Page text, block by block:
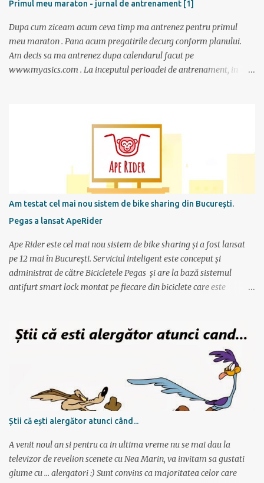
Primul meu maraton - jurnal de antrenament [1]
Dupa cum ziceam acum ceva timp ma antrenez pentru primul
meu maraton . Pana acum pregatirile decurg conform planului.
Am decis sa ma antrenez dupa calendarul facut pe
www.myasics.com . La inceputul perioadei de antrenament, in
saptamana imi propun sa alerg (de doua ori), care sunt zilele
preferate de antrenament. Apoi site-ul mi-a generat un calendar
pentru urmatoarele luni imi care mi se spune cati km am de
alergat la fiecare antrenament si ce timp ar trebui sa scot.
Consider ca este un program foarte bun mai ales ca nu am un
antrenor asa cum au sportivii profesionisti si oricine si-l poate crea
foarte simplu; se alterneaza antrenamente mai scurte cu
antrenamente mai lungi, apoi din nou mai scurte dar trebuie
obtinuti timpi mai buni, ceea ce fortifica muschii si creeaza cadrul
pentru a avansa apoi...
Am testat cel mai nou sistem de bike sharing din București.
Pegas a lansat ApeRider
Ape Rider este cel mai nou sistem de bike sharing și a fost lansat
pe 12 mai în București. Serviciul inteligent este conceput și
administrat de către Bicicletele Pegas și are la bază sistemul
antifurt smart lock montat pe fiecare din biciclete care este
intermediul aplicației. Reprezentanții Pegas anunțaseră de mai
multă vreme că vor să lanseze un serviciu de rent-a-bike,
închiriere biciclete, bike sharing, și iată că acum s-a si concretizat.
Încă de la aflarea primelor vești am fost interesat să văd cum va
funcționa sistemul pentru că, pe lângă alte astfel de servicii,
ApeRider aduce ceva inovator: bicicletele stau pe stradă, în niște
locuri prestabilite și marcate pe hartă, iar utilizatorul deschide
aplicația, vede unde este cea mai apropiată bicicletă, scaneaza
codul QR și ia bicicleta. Bicicletele nu sunt păzite, dar sunt asigur...
Știi că ești alergător atunci când...
A venit noul an si pentru ca in ultima vreme nu se mai dau la
televizor de revelion scenete cu Nea Marin, va invitam sa gustati
glume cu ... alergatori :) Sunt convins ca majoritatea celor care